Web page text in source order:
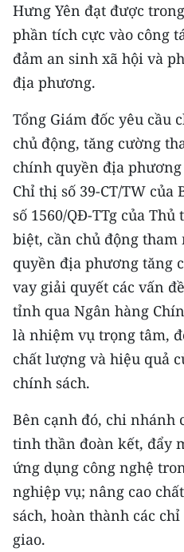
Hưng Yên đạt được
phần tích cực vào công
đảm an sinh xã hội và
địa phương.
Tổng Giám đốc yêu cầu
chủ động, tăng cường
chính quyền địa
Chỉ thị số 39-CT/TW
số 1560/QĐ-TTg của
biệt, cần chủ động tham
quyền địa phương tăng
vay giải quyết các vấn
tỉnh qua Ngân hàng
là nhiệm vụ trọng tâm,
chất lượng và hiệu quả
chính sách.
Bên cạnh đó, chi nhánh
tinh thần đoàn kết, đẩy
ứng dụng công nghệ
nghiệp vụ; nâng cao
sách, hoàn thành các
giao.